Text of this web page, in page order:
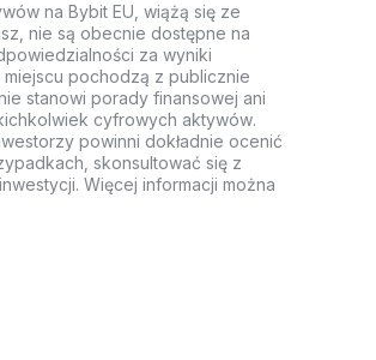
na Bybit EU, wiążą się ze
nie są obecnie dostępne na
za wyniki
pochodzą z publicznie
stanowi porady finansowej ani
cyfrowych aktywów.
powinni dokładnie ocenić
skonsultować się z
Więcej informacji można